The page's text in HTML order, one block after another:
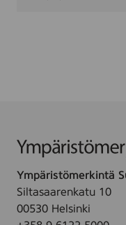
Ympäristömerkintä
Siltasaarenkatu 10
00530 Helsinki